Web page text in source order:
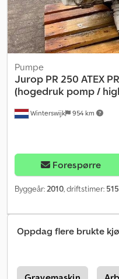
Winterswijk 954 km
Pumpe
Jurop PR 250 ATEX
(hogedruk pomp /
Forespørre
Byggeår:2010, driftstimer:
Oppdag flere brukte